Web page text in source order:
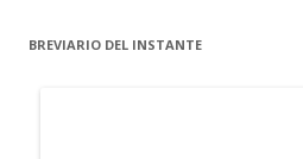
BREVIARIO DEL INSTANTE